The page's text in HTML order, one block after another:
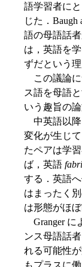
語学習者に
じた．
語の母語話
は，英語を
ずだという理
この議論に
ス語を母語
いう趣旨の論
中英語以降
変化が生じ
たペアは学
ば，英語
する．英語
はまったく
は形態がほ
Granger に
ンス母語話
れる可能性
もプラスに